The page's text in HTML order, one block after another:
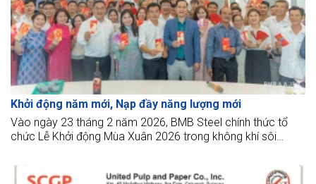
Khởi động năm mới, Nạp đầy năng lượng mới
Vào ngày 23 tháng 2 năm 2026, BMB Steel chính thức tổ
chức Lễ Khởi động Mùa Xuân 2026 trong không khí sôi